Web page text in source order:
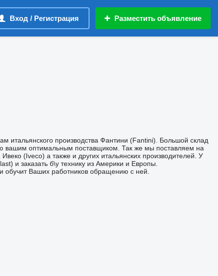
Вход / Регистрация Разместить объявление
итальянского производства Фантини (Fantini). Большой склад
вашим оптимальным поставщиком. Так же мы поставляем на
(Iveco) а также и других итальянских производителей. У
и заказать б\у технику из Америки и Европы.
обучит Ваших работников обращению с ней.